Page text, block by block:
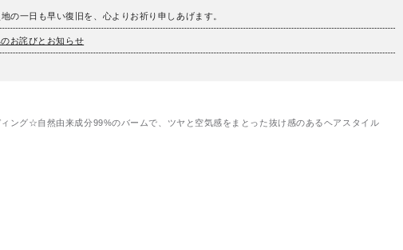
の一日も早い復旧を、心よりお祈り申しあげます。
お詫びとお知らせ
ング☆自然由来成分99%のバームで、ツヤと空気感をまとった抜け感のあるヘアスタイル